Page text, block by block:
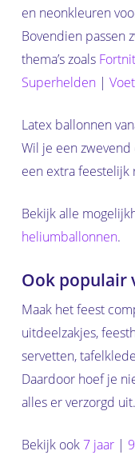
en neonkleuren
Bovendien passen
thema’s zoals
Superhelden|
Latex ballonnen
Wil je een
een extra feestelijk
Bekijk alle
heliumballonnen.
Ook populair
Maak het feest
uitdeelzakjes,
servetten,
Daardoor hoef je
alles er verzorgd uit.
Bekijk ook7 jaar|